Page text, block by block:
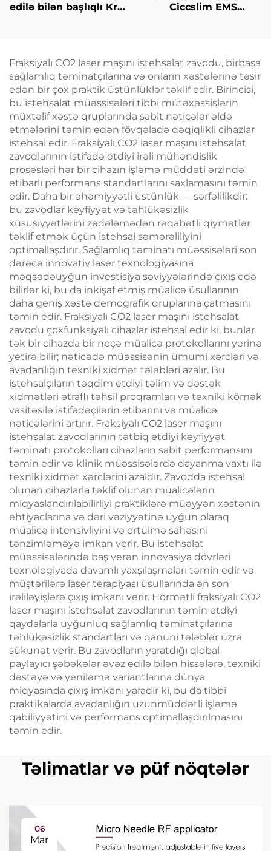
edilə bilən başlıqlı Krio
itirmə kosmetik maşın
Ciccslim EMS
Stimulyasiya
Fraksiyalı CO2 laser maşını istehsalat zavodu, birbaşa
sağlamlıq təminatçılarına və onların xəstələrinə təsir
edən bir çox praktik üstünlüklər təklif edir. Birincisi,
bu istehsalat müəssisələri tibbi mütəxəssislərin
müxtəlif xəstə qruplarında sabit nəticələr əldə
etmələrini təmin edən fövqəladə dəqiqlikli cihazlar
istehsal edir. Fraksiyalı CO2 laser maşını istehsalat
zavodlarının istifadə etdiyi irəli mühəndislik
prosesləri hər bir cihazın işləmə müddəti ərzində
etibarlı performans standartlarını saxlamasını təmin
edir. Daha bir əhəmiyyətli üstünlük — sərfəlilikdir:
bu zavodlar keyfiyyət və təhlükəsizlik
xüsusiyyətlərini zədələmədən rəqabətli qiymətlər
təklif etmək üçün istehsal səmərəliliyini
optimallaşdırır. Sağlamlıq təminatı müəssisələri son
dərəcə innovativ laser texnologiyasına
məqsədəuyğun investisiya səviyyələrində çıxış edə
bilirlər ki, bu da inkişaf etmiş müalicə üsullarının
daha geniş xəstə demografik qruplarına çatmasını
təmin edir. Fraksiyalı CO2 laser maşını istehsalat
zavodu çoxfunksiyalı cihazlar istehsal edir ki, bunlar
tək bir cihazda bir neçə müalicə protokollarını yerinə
yetirə bilir; nəticədə müəssisənin ümumi xərcləri və
avadanlığın texniki xidmət tələbləri azalır. Bu
istehsalçıların təqdim etdiyi təlim və dəstək
xidmətləri ətraflı təhsil proqramları və texniki kömək
vasitəsilə istifadəçilərin etibarını və müalicə
nəticələrini artırır. Fraksiyalı CO2 laser maşını
istehsalat zavodlarının tətbiq etdiyi keyfiyyət
təminatı protokolları cihazların sabit performansını
təmin edir və klinik müəssisələrdə dayanma vaxtı ilə
texniki xidmət xərclərini azaldır. Zavodda istehsal
olunan cihazlarla təklif olunan müalicələrin
miqyaslandırılabilirliyi praktiklərə müəyyən xəstənin
ehtiyaclarına və dəri vəziyyətinə uyğun olaraq
müalicə intensivliyini və örtülmə sahəsini
tənzimləməyə imkan verir. Bu istehsalat
müəssisələrində baş verən innovasiya dövrləri
texnologiyada davamlı yaxşılaşmaları təmin edir və
müştərilərə laser terapiyası üsullarında ən son
irəliləyişlərə çıxış imkanı verir. Hörmətli fraksiyalı CO2
laser maşını istehsalat zavodlarının təmin etdiyi
qaydalarla uyğunluq sağlamlıq təminatçılarına
təhlükəsizlik standartları və qanuni tələblər üzrə
sükunət verir. Bu zavodların yaratdığı qlobal
paylayıcı şəbəkələr əvəz edilə bilən hissələrə, texniki
dəstəyə və yeniləmə variantlarına dünya
miqyasında çıxış imkanı yaradır ki, bu da tibbi
praktikalarda avadanlığın uzunmüddətli işləmə
qabiliyyətini və performans optimallaşdırılmasını
təmin edir.
Təlimatlar və püf nöqtələr
06
Mar